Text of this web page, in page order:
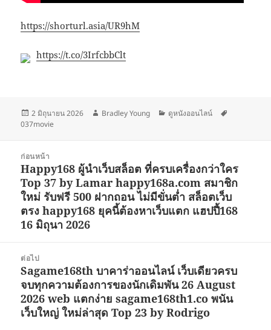
https://shorturl.asia/UR9hM
https://t.co/3IrfcbbClt
เขียน
เมื่อ
2 มิถุนายน 2026
ผู้
Bradley Young
หมวด
ดูหนังออนไลน์
037movie
ก่อนหน้า
เรื่อง
ก่อน
หน้า:
Happy168 ผู้นำเว็บสล็อต ที่ครบเครื่องกว่าใคร
Top 37 by Lamar happy168a.com สมาชิก
ใหม่ รับฟรี 500 ฝากถอน ไม่มีขั่นต่ำ สล็อตเว็บ
ตรง happy168 ยุคนี้ต้องหาเว็บแตก แฮปปี้168
16 มิถุนา 2026
ต่อไป
เรื่อง
ต่อ
ไป:
Sagame168th บาคาร่าออนไลน์ เว็บเดียวครบ
จบทุกความต้องการของนักเดิมพัน 26 August
2026 web แตกง่าย sagame168th1.co พนัน
เว็บใหญ่ ใหม่ล่าสุด Top 23 by Rodrigo